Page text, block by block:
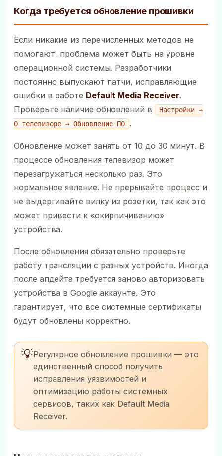
Когда требуется обновление прошивки
Если никакие из перечисленных методов не
помогают, проблема может быть на уровне
операционной системы. Разработчики
постоянно выпускают патчи, исправляющие
ошибки в работе Default Media Receiver.
Проверьте наличие обновлений в
Настройки →
О телевизоре → Обновление ПО
.
Обновление может занять от 10 до 30 минут. В
процессе обновления телевизор может
перезагружаться несколько раз. Это
нормальное явление. Не прерывайте процесс и
не выдергивайте вилку из розетки, так как это
может привести к «окирпичиванию»
устройства.
После обновления обязательно проверьте
работу трансляции с разных устройств. Иногда
после апдейта требуется заново авторизовать
устройства в Google аккаунте. Это
гарантирует, что все системные сертификаты
будут обновлены корректно.
💡Регулярное обновление прошивки — это
единственный способ получить
исправления уязвимостей и
оптимизацию работы системных
сервисов, таких как Default Media
Receiver.